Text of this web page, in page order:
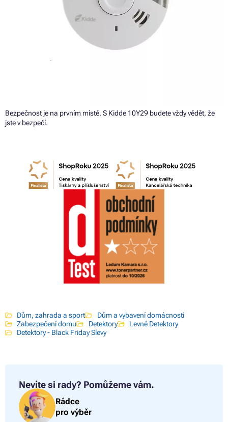
Bezpečnost je na prvním místě. S Kidde 10Y29 budete vždy vědět, že
jste v bezpečí.
Dům, zahrada a sport
Dům a vybavení domácnosti
Zabezpečení domu
Detektory
Levné Detektory
Detektory - Black Friday Slevy
Nevíte si rady? Pomůžeme vám.
Rádce
pro výběr